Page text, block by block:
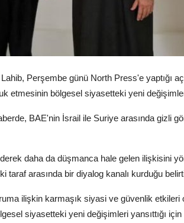
Perşembe günü North Press'e yaptığı
etmesinin bölgesel siyasetteki yeni
BAE'nin İsrail ile Suriye arasında gizli
daha da düşmanca hale gelen ilişkisini
taraf arasında bir diyalog kanalı kurduğu
ilişkin karmaşık siyasi ve güvenlik etkileri
siyasetteki yeni değişimleri yansıttığı